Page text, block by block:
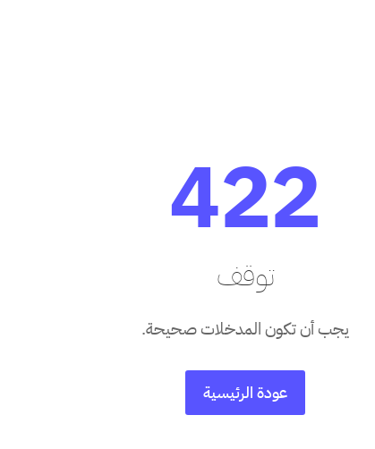
422
توقف
يجب أن تكون المدخلات صحيحة.
عودة الرئيسية